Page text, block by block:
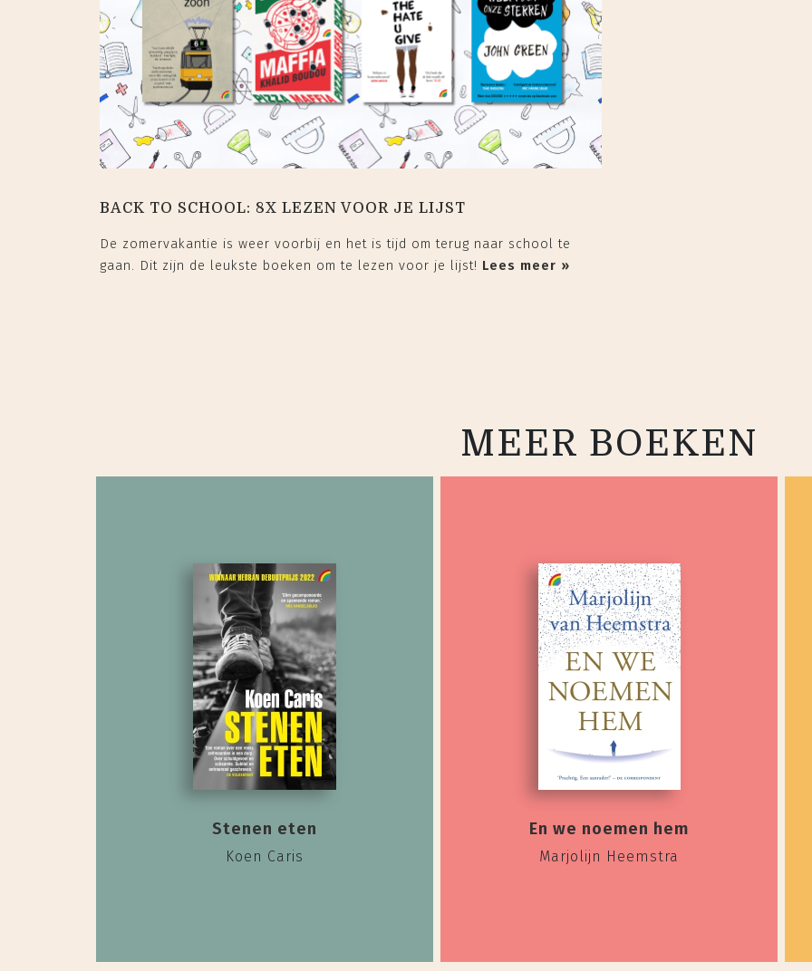
BACK TO SCHOOL: 8X LEZEN VOOR JE LIJST
De zomervakantie is weer voorbij en het is tijd om terug naar school te
gaan. Dit zijn de leukste boeken om te lezen voor je lijst! Lees meer »
MEER BOEKEN
Stenen eten
Koen Caris
En we noemen hem
Marjolijn Heemstra